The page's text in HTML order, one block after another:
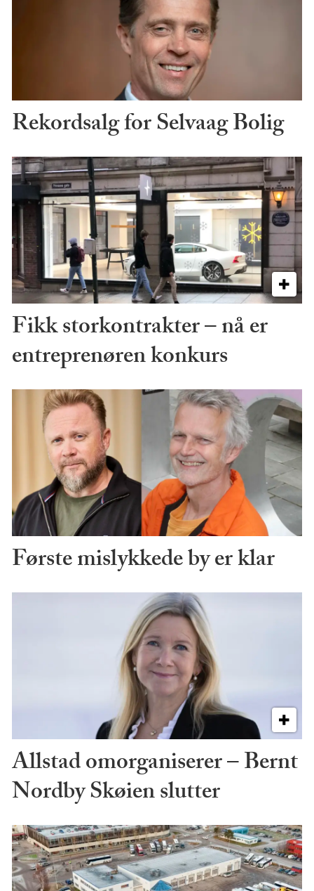
Rekordsalg for Selvaag Bolig
Fikk storkontrakter – nå er
entreprenøren konkurs
Første mislykkede by er klar
Allstad omorganiserer – Bernt
Nordby Skøien slutter